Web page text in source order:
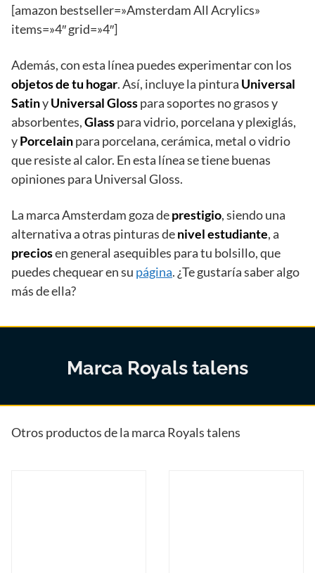
[amazon bestseller=»Amsterdam All Acrylics»
items=»4″ grid=»4″]
Además, con esta línea puedes experimentar con los
objetos de tu hogar. Así, incluye la pintura Universal
SatinyUniversal Glosspara soportes no grasos y
absorbentes,Glasspara vidrio, porcelana y plexiglás,
yPorcelainpara porcelana, cerámica, metal o vidrio
que resiste al calor. En esta línea se tiene buenas
opiniones para Universal Gloss.
La marca Amsterdam goza deprestigio, siendo una
alternativa a otras pinturas denivel estudiante, a
preciosen general asequibles para tu bolsillo, que
puedes chequear en su página. ¿Te gustaría saber algo
más de ella?
Marca Royals talens
Otros productos de la marca Royals talens